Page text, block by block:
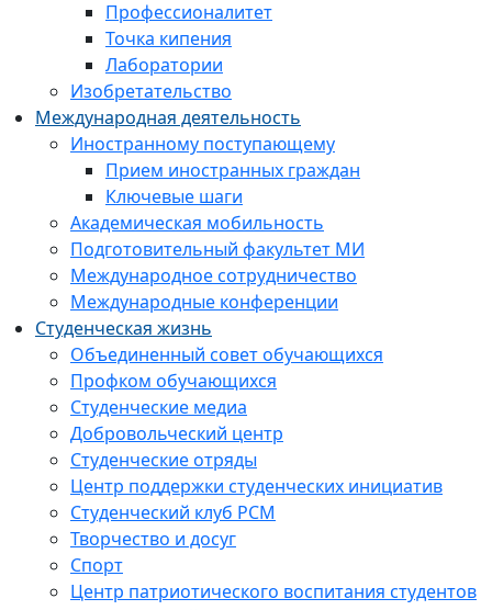
Профессионалитет
Точка кипения
Лаборатории
Изобретательство
Международная деятельность
Иностранному поступающему
Прием иностранных граждан
Ключевые шаги
Академическая мобильность
Подготовительный факультет МИ
Международное сотрудничество
Международные конференции
Студенческая жизнь
Объединенный совет обучающихся
Профком обучающихся
Студенческие медиа
Добровольческий центр
Студенческие отряды
Центр поддержки студенческих инициатив
Студенческий клуб РСМ
Творчество и досуг
Спорт
Центр патриотического воспитания студентов